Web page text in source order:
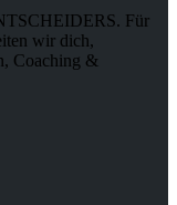
Für
wir dich,
Coaching &